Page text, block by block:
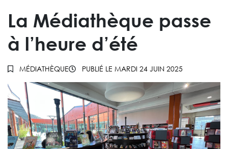
La Médiathèque passe
à l’heure d’été
MÉDIATHÈQUE PUBLIÉ LE MARDI 24 JUIN 2025